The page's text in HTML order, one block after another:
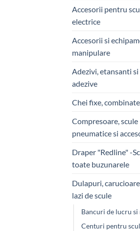
Accesorii pentru
electrice
Accesorii si
manipulare
Adezivi, etansanti si
adezive
Chei fixe,
Compresoare, scule
pneumatice si
Draper "Redline" -
toate buzunarele
Dulapuri,
lazi de scule
Bancuri de lucru si
Centuri pentru